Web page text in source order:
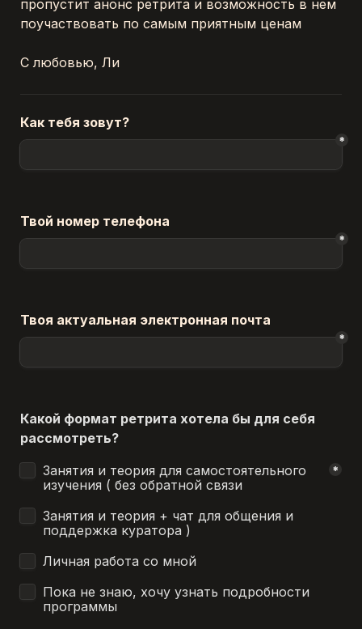
пропустит анонс ретрита и возможность в нем
поучаствовать по самым приятным ценам
С любовью, Ли
Как тебя зовут?
*
Твой номер телефона
*
Твоя актуальная электронная почта
*
Какой формат ретрита хотела бы для себя
рассмотреть?
Untitled checkboxes field
Занятия и теория для самостоятельного
изучения ( без обратной связи
*
Занятия и теория + чат для общения и
поддержка куратора )
Личная работа со мной
Пока не знаю, хочу узнать подробности
программы